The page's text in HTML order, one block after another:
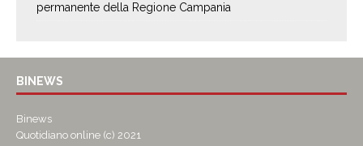
permanente della Regione Campania
BINEWS
Binews
Quotidiano online (c) 2021